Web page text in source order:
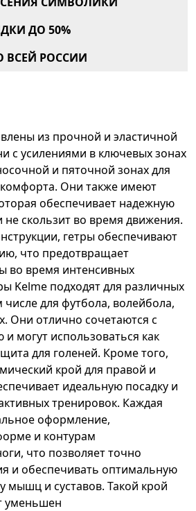
ДО 50%
ВСЕЙ РОССИИ
из прочной и эластичной
с усилениями в ключевых зонах
и пяточной зонах для
Они также имеют
обеспечивает надежную
скользит во время движения.
гетры обеспечивают
что предотвращает
во время интенсивных
Kelme подходят для различных
числе для футбола, волейбола,
Они отлично сочетаются с
могут использоваться как
для голеней. Кроме того,
крой для правой и
идеальную посадку и
тренировок. Каждая
оформление,
и контурам
что позволяет точно
и обеспечивать оптимальную
мышц и суставов. Такой крой
уменьшен